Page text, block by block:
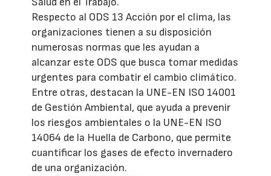
Respecto al ODS 13 Acción por el clima, las
organizaciones tienen a su disposición
numerosas normas que les ayudan a
alcanzar este ODS que busca tomar medidas
urgentes para combatir el cambio climático.
Entre otras, destacan la UNE-EN ISO 14001
de Gestión Ambiental, que ayuda a prevenir
los riesgos ambientales o la UNE-EN ISO
14064 de la Huella de Carbono, que permite
cuantificar los gases de efecto invernadero
de una organización.